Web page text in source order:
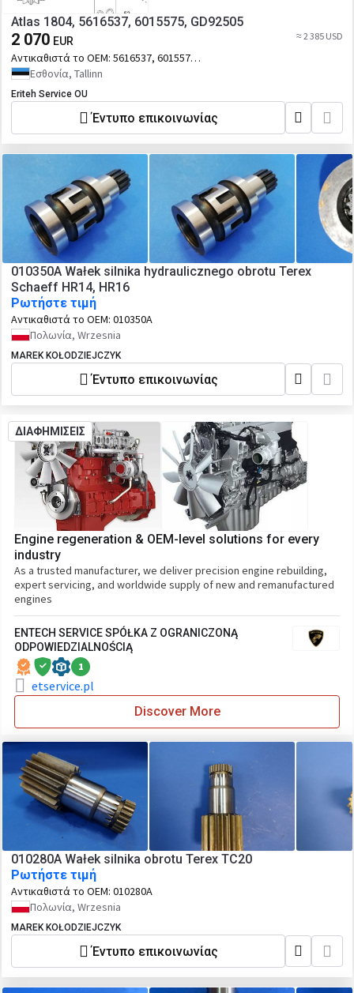
Atlas 1804, 5616537, 6015575, GD92505
2 070 EUR ≈ 2 385 USD
Αντικαθιστά το OEM: 5616537, 6015575,
GD92505Εσθονία, Tallinn
Eriteh Service OU
Έντυπο επικοινωνίας
010350A Wałek silnika hydraulicznego obrotu Terex
Schaeff HR14, HR16
Ρωτήστε τιμή
Αντικαθιστά το OEM: 010350A
Πολωνία, Wrzesnia
MAREK KOŁODZIEJCZYK
Έντυπο επικοινωνίας
ΔΙΑΦΗΜΙΣΕΙΣ
Engine regeneration & OEM-level solutions for every
industry
As a trusted manufacturer, we deliver precision engine rebuilding,
expert servicing, and worldwide supply of new and remanufactured
engines
ENTECH SERVICE SPÓŁKA Z OGRANICZONĄ
ODPOWIEDZIALNOŚCIĄ
1
etservice.pl
Discover More
010280A Wałek silnika obrotu Terex TC20
Ρωτήστε τιμή
Αντικαθιστά το OEM: 010280A
Πολωνία, Wrzesnia
MAREK KOŁODZIEJCZYK
Έντυπο επικοινωνίας